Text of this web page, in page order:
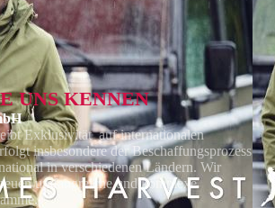
UNS KENNEN
Exklusivität auf internationalen
ins­beson­dere der Beschaffungsprozess
in verschie­denen Ländern. Wir
umfangreiche und komplexe